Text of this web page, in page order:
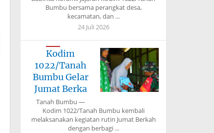
Bumbu bersama perangkat desa,
kecamatan, dan ...
24 Juli 2026
Kodim
1022/Tanah
Bumbu Gelar
Jumat Berka
Tanah Bumbu —
Kodim 1022/Tanah Bumbu kembali
melaksanakan kegiatan rutin Jumat Berkah
dengan berbagi ...